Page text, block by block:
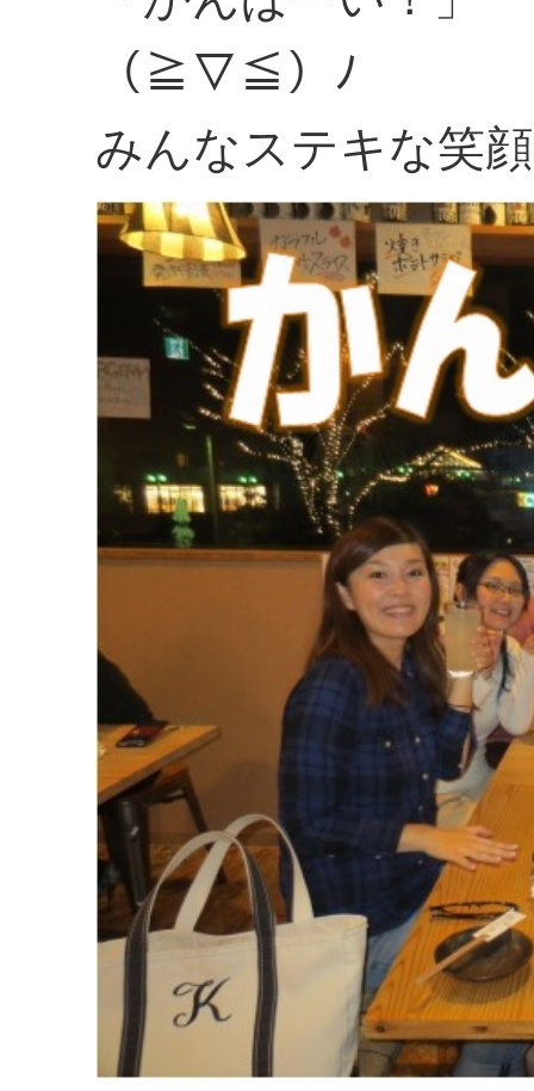
（≧▽≦）ﾉ
みんなステキな笑